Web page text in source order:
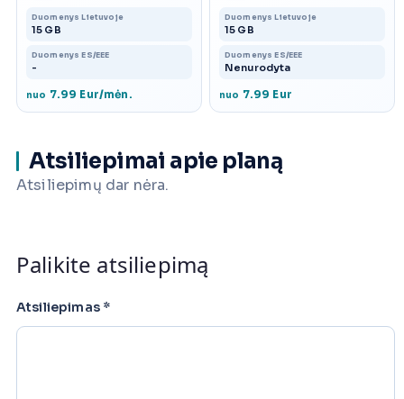
Duomenys Lietuvoje
15 GB
Duomenys ES/EEE
-
nuo 7.99 Eur/mėn.
Duomenys Lietuvoje
15 GB
Duomenys ES/EEE
Nenurodyta
nuo 7.99 Eur
Atsiliepimai apie planą
Atsiliepimų dar nėra.
Palikite atsiliepimą
Atsiliepimas *